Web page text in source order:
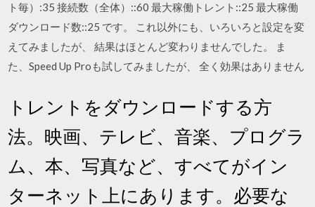
ト毎）:35 接続数（全体）::60 最大稼働トレント::25 最大稼働
ダウンロード数::25 です。 これ以外にも、いろいろと設定を変
えてみましたが、 結果はほとんど変わりませんでした。 ま
た、Speed Up Proも試してみましたが、 全く効果はありません
トレントをダウンロードする方
法。映画、テレビ、音楽、プログラ
ム、本、写真など、すべてがイン
ターネット上にあります。必要な